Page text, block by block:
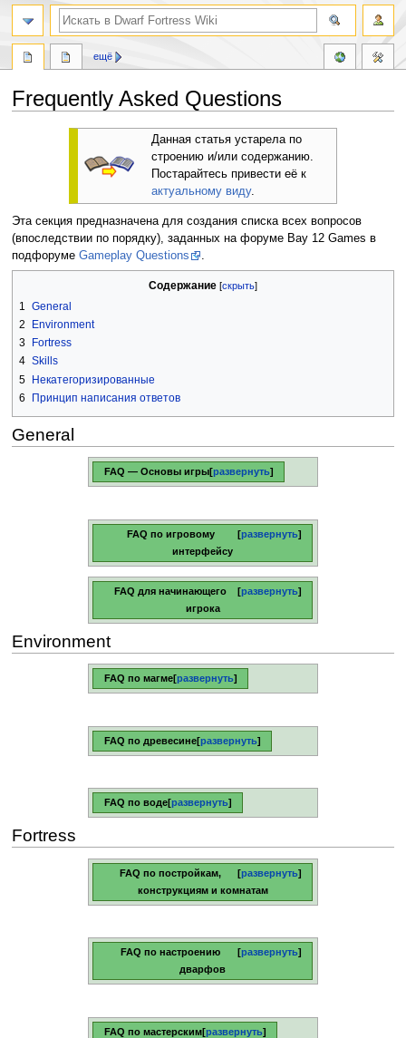
Frequently Asked Questions
Данная статья устарела по
строению и/или содержанию.
Постарайтесь привести её к
актуальному виду.
Эта секция предназначена для создания списка всех вопросов
(впоследствии по порядку), заданных на форуме Bay 12 Games в
подфоруме Gameplay Questions
Содержание
1
General
2
Environment
3
Fortress
4 Skills
5 Некатегоризированные
6
Принцип написания ответов
General
развернуть
FAQ — Основы игры
развернуть
FAQ по игровому
интерфейсу
развернуть
FAQ для начинающего
игрока
Environment
развернуть
FAQ по магме
развернуть
FAQ по древесине
развернуть
FAQ по воде
Fortress
развернуть
FAQ по постройкам,
конструкциям и комнатам
развернуть
FAQ по настроению
дварфов
развернуть
FAQ по мастерским
ещё
поиск